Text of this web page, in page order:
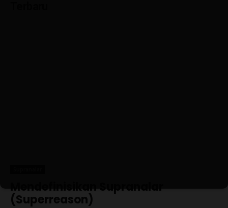
Mendefinisikan Supranalar
(Superreason)